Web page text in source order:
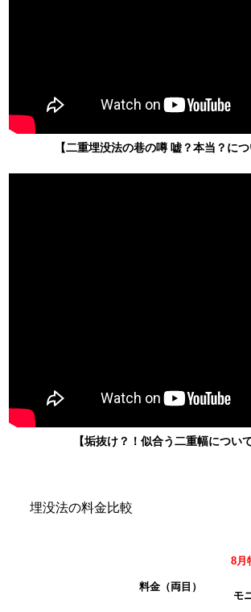
【二重埋没法の巷の噂 嘘？本当？につ
【垢抜け？！似合う二重幅につい
埋没法の料金比較
料金（両目）
8月
モ